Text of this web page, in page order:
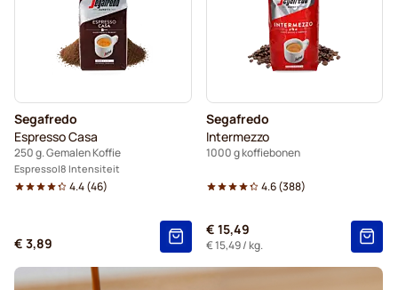
Segafredo
Espresso Casa
250 g. Gemalen Koffie
Espresso 8 Intensiteit
4.4(46)
€ 3,89
Segafredo
Intermezzo
1000 g koffiebonen
4.6(388)
€ 15,49
€ 15,49/ kg.